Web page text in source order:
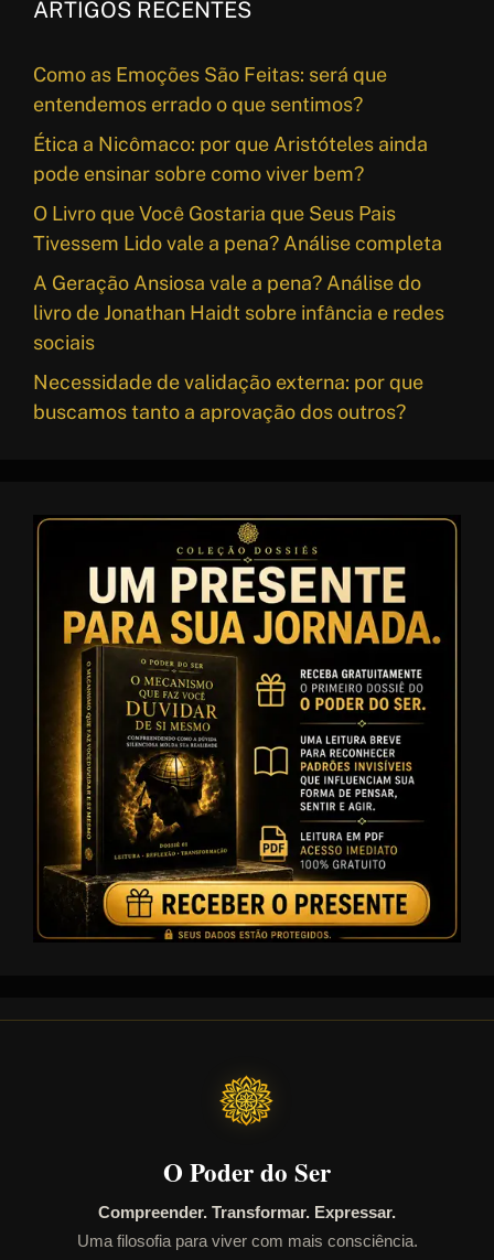
ARTIGOS RECENTES
Como as Emoções São Feitas: será que
entendemos errado o que sentimos?
Ética a Nicômaco: por que Aristóteles ainda
pode ensinar sobre como viver bem?
O Livro que Você Gostaria que Seus Pais
Tivessem Lido vale a pena? Análise completa
A Geração Ansiosa vale a pena? Análise do
livro de Jonathan Haidt sobre infância e redes
sociais
Necessidade de validação externa: por que
buscamos tanto a aprovação dos outros?
O Poder do Ser
Compreender. Transformar. Expressar.
Uma filosofia para viver com mais consciência.